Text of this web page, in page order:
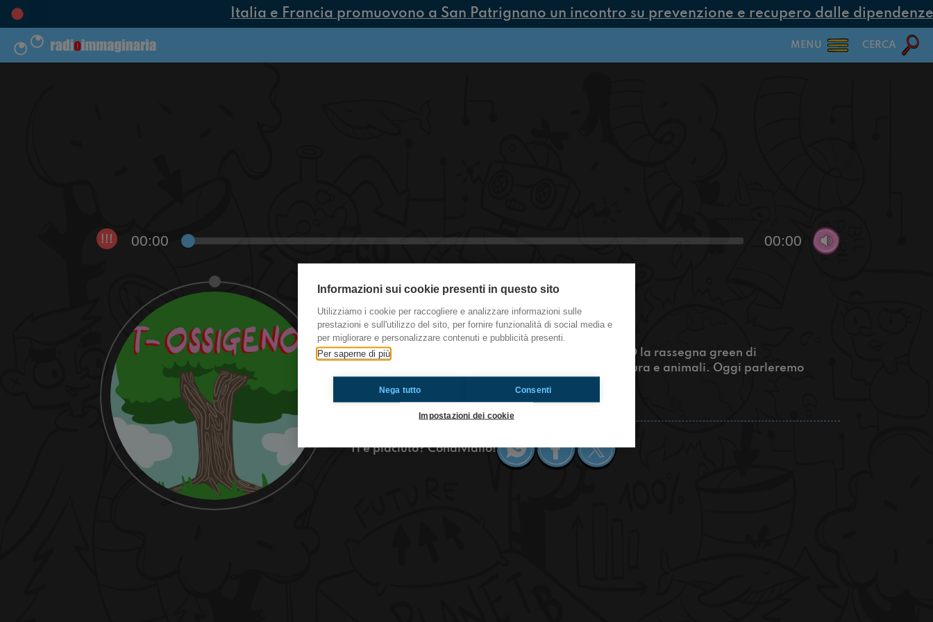
Italia e Francia promuovono a San Patrignano un incontro su prevenzione e recupero dalle dipendenze
MENU CERCA
!!! 00:00 00:00
Ep.26 Airone
Ciao! Quello che state ascoltando è il T-OSSIGENO la rassegna green di
Radioimmaginaria in cui vi parlo di ambiente, natura e animali. Oggi parleremo
Ti è piaciuto? Condividilo!
Informazioni sui cookie presenti in questo sito
Utilizziamo i cookie per raccogliere e analizzare informazioni sulle
prestazioni e sull'utilizzo del sito, per fornire funzionalità di social media e
per migliorare e personalizzare contenuti e pubblicità presenti.
Per saperne di più
Nega tutto Consenti
Impostazioni dei cookie